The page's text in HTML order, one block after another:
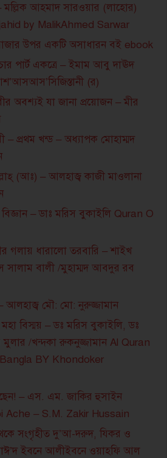
আহমাদ সারওয়ার (লাহোর)
by MalikAhmed Sarwar
উপর একটি অসাধারন বই ebook
পার্ট একত্রে – ইমাম আবু দাঊদ
(র)
অবশ্যই যা জানা প্রয়োজন – মীর
প্রথম খন্ড – অধ্যাপক মোহাম্মদ
(আঃ) – আলহাজ্ব কাজী মাওলানা
– ডাঃ মরিস বুকাইলি Quran O
গলায় ধারালো তরবারি – শাইখ
সালাম বালী /মুহাম্মদ আবদুর রব
– আলহাজ্ব মৌ: মো: নুরুজ্জামান
বিস্ময় – ডঃ মরিস বুকাইলি, ডঃ
/খন্দকা রুকনুজ্জামান Al Quran
BY Khondoker
– এস. এম. জাকির হুসাইন
Ache – S.M. Zakir Hussain
সংগৃহীত দু’আ-দরুদ, যিকর ও
ইবনে আলীইবনে ওয়াহফি আল